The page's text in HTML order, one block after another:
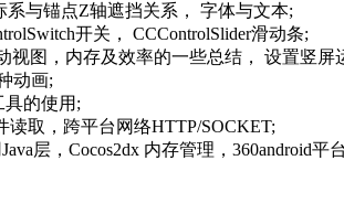
系与锚点Z轴遮挡关系， 字体与文本;
开关， CCControlSlider滑动条;
视图，内存及效率的一些总结， 设置竖
动画;
具的使用;
读取，跨平台网络HTTP/SOCKET;
层，Cocos2dx 内存管理，360android